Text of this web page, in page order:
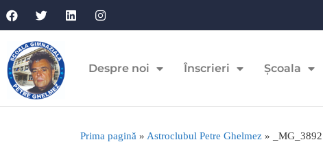
Despre noi Înscrieri Școala
Prima pagină » Astroclubul Petre Ghelmez » _MG_3892